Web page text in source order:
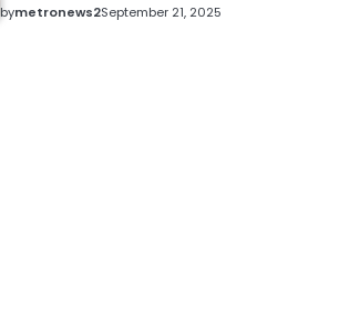
bymetronews2September 21, 2025